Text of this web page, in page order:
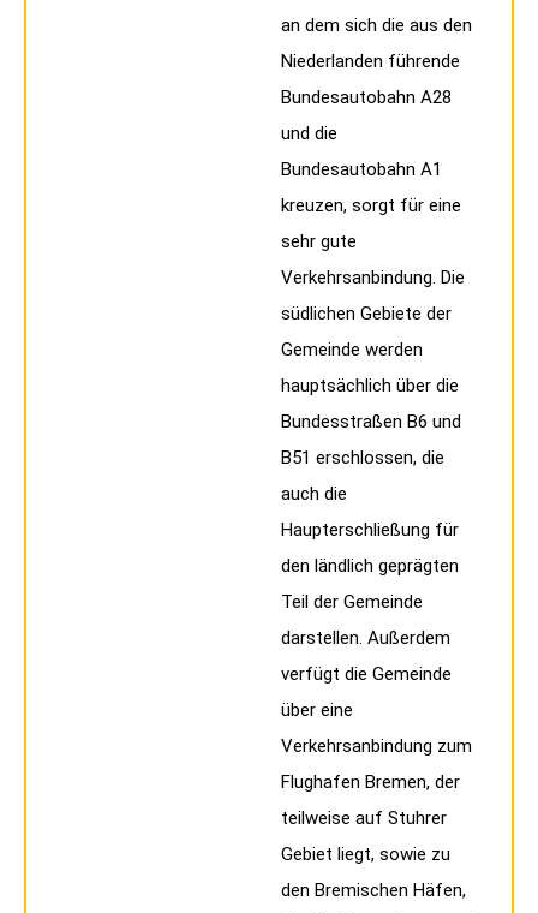
an dem sich die aus den
Niederlanden führende
Bundesautobahn A28
und die
Bundesautobahn A1
kreuzen, sorgt für eine
sehr gute
Verkehrsanbindung. Die
südlichen Gebiete der
Gemeinde werden
hauptsächlich über die
Bundesstraßen B6 und
B51 erschlossen, die
auch die
Haupterschließung für
den ländlich geprägten
Teil der Gemeinde
darstellen. Außerdem
verfügt die Gemeinde
über eine
Verkehrsanbindung zum
Flughafen Bremen, der
teilweise auf Stuhrer
Gebiet liegt, sowie zu
den Bremischen Häfen,